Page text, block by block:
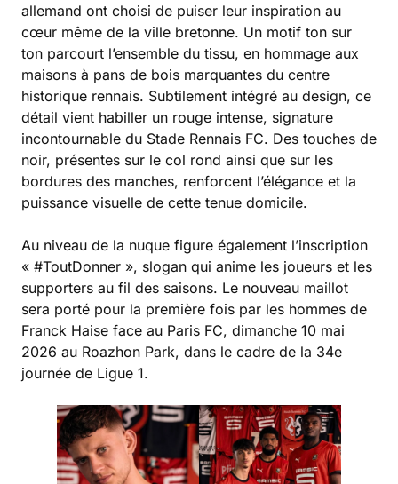
allemand ont choisi de puiser leur inspiration au
cœur même de la ville bretonne. Un motif ton sur
ton parcourt l’ensemble du tissu, en hommage aux
maisons à pans de bois marquantes du centre
historique rennais. Subtilement intégré au design, ce
détail vient habiller un rouge intense, signature
incontournable du Stade Rennais FC. Des touches de
noir, présentes sur le col rond ainsi que sur les
bordures des manches, renforcent l’élégance et la
puissance visuelle de cette tenue domicile.
Au niveau de la nuque figure également l’inscription
« #ToutDonner », slogan qui anime les joueurs et les
supporters au fil des saisons. Le nouveau maillot
sera porté pour la première fois par les hommes de
Franck Haise face au Paris FC, dimanche 10 mai
2026 au Roazhon Park, dans le cadre de la 34e
journée de Ligue 1.